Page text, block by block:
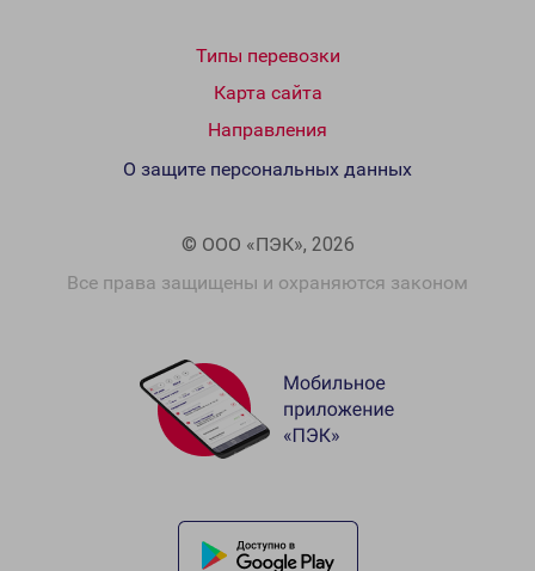
Типы перевозки
Карта сайта
Направления
© ООО «ПЭК», 2026
Все права защищены и охраняются законом
О защите персональных данных